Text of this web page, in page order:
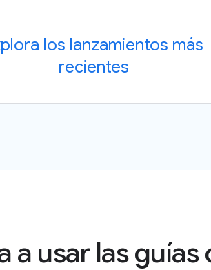
los lanzamientos más
recientes
a usar las guías